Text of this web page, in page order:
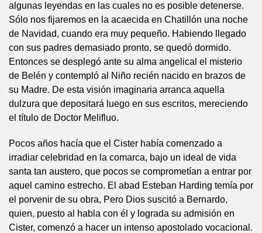
algunas leyendas en las cuales no es posible detenerse.
Sólo nos fijaremos en la acaecida en Chatillón una noche
de Navidad, cuando era muy pequeño. Habiendo llegado
con sus padres demasiado pronto, se quedó dormido.
Entonces se desplegó ante su alma angelical el misterio
de Belén y contempló al Niño recién nacido en brazos de
su Madre. De esta visión imaginaria arranca aquella
dulzura que depositará luego en sus escritos, mereciendo
el título de Doctor Melifluo.
Pocos años hacía que el Cister había comenzado a
irradiar celebridad en la comarca, bajo un ideal de vida
santa tan austero, que pocos se comprometían a entrar por
aquel camino estrecho. El abad Esteban Harding temía por
el porvenir de su obra, Pero Dios suscitó a Bernardo,
quien, puesto al habla con él y lograda su admisión en
Cister, comenzó a hacer un intenso apostolado vocacional.